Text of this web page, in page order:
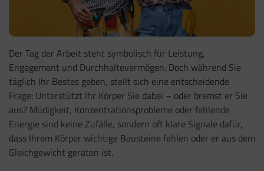
Der Tag der Arbeit steht symbolisch für Leistung,
Engagement und Durchhaltevermögen. Doch während Sie
täglich Ihr Bestes geben, stellt sich eine entscheidende
Frage: Unterstützt Ihr Körper Sie dabei – oder bremst er Sie
aus? Müdigkeit, Konzentrationsprobleme oder fehlende
Energie sind keine Zufälle, sondern oft klare Signale dafür,
dass Ihrem Körper wichtige Bausteine fehlen oder er aus dem
Gleichgewicht geraten ist.